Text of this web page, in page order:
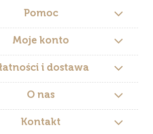
Pomoc
Moje konto
i dostawa
O nas
Kontakt